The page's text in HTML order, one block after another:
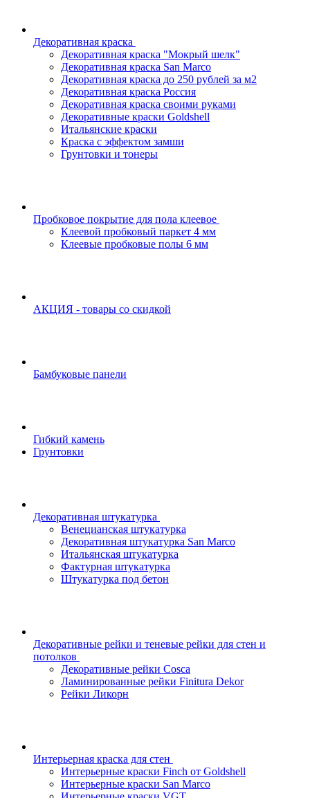
Декоративная краска
Декоративная краска "Мокрый шелк"
Декоративная краска San Marco
Декоративная краска до 250 рублей за м2
Декоративная краска Россия
Декоративная краска своими руками
Декоративные краски Goldshell
Итальянские краски
Краска с эффектом замши
Грунтовки и тонеры
Пробковое покрытие для пола клеевое
Клеевой пробковый паркет 4 мм
Клеевые пробковые полы 6 мм
АКЦИЯ - товары со скидкой
Бамбуковые панели
Гибкий камень
Грунтовки
Декоративная штукатурка
Венецианская штукатурка
Декоративная штукатурка San Marco
Итальянская штукатурка
Фактурная штукатурка
Штукатурка под бетон
Декоративные рейки и теневые рейки для стен и
потолков
Декоративные рейки Cosca
Ламинированные рейки Finitura Dekor
Рейки Ликорн
Интерьерная краска для стен
Интерьерные краски Finch от Goldshell
Интерьерные краски San Marco